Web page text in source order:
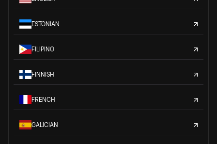
ESTONIAN
FILIPINO
FINNISH
FRENCH
GALICIAN